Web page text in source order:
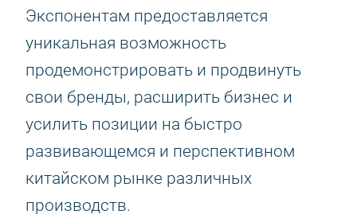
Экспонентам предоставляется
уникальная возможность
продемонстрировать и продвинуть
свои бренды, расширить бизнес и
усилить позиции на быстро
развивающемся и перспективном
китайском рынке различных
производств.